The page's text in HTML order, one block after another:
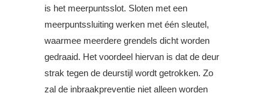
is het meerpuntsslot. Sloten met een
meerpuntssluiting werken met één sleutel,
waarmee meerdere grendels dicht worden
gedraaid. Het voordeel hiervan is dat de deur
strak tegen de deurstijl wordt getrokken. Zo
zal de inbraakpreventie niet alleen worden